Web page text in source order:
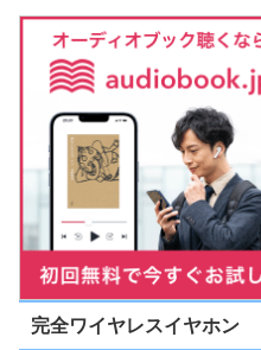
完全ワイヤレスイヤホン